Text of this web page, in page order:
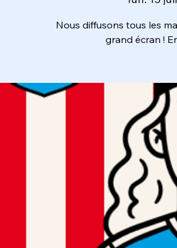
Nous diffusons tous les
grand écran !